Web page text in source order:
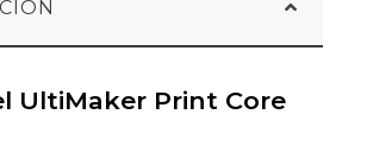
UltiMaker Print Core